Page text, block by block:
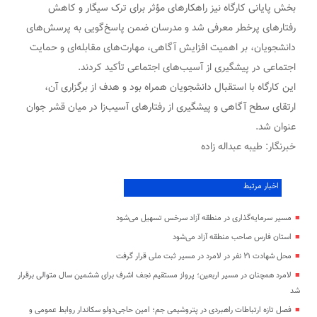
بخش پایانی کارگاه نیز راهکارهای مؤثر برای ترک سیگار و کاهش
رفتارهای پرخطر معرفی شد و مدرسان ضمن پاسخ‌گویی به پرسش‌های
دانشجویان، بر اهمیت افزایش آگاهی، مهارت‌های مقابله‌ای و حمایت
اجتماعی در پیشگیری از آسیب‌های اجتماعی تأکید کردند.
این کارگاه با استقبال دانشجویان همراه بود و هدف از برگزاری آن،
ارتقای سطح آگاهی و پیشگیری از رفتارهای آسیب‌زا در میان قشر جوان
عنوان شد.
خبرنگار: طیبه عبداله زاده
اخبار مرتبط
مسیر سرمایه‌گذاری در منطقه آزاد سرخس تسهیل می‌شود
استان فارس صاحب منطقه آزاد می‌شود
محل شهادت ۲۱ نفر در لامرد در مسیر ثبت ملی قرار گرفت
لامرد همچنان در مسیر اربعین؛ پرواز مستقیم نجف اشرف برای ششمین سال متوالی برقرار
شد
فصل تازه ارتباطات راهبردی در پتروشیمی جم؛ امین حاجی‌دولو سکاندار روابط عمومی و